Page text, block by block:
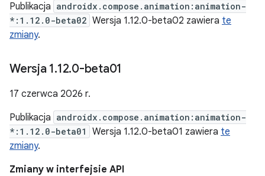
Publikacja androidx.compose.animation:animation-
*:1.12.0-beta02 Wersja 1.12.0-beta02 zawiera te
zmiany.
Wersja 1.12.0-beta01
17 czerwca 2026 r.
Publikacja androidx.compose.animation:animation-
*:1.12.0-beta01
Wersja 1.12.0-beta01 zawiera te
zmiany.
Zmiany w interfejsie API